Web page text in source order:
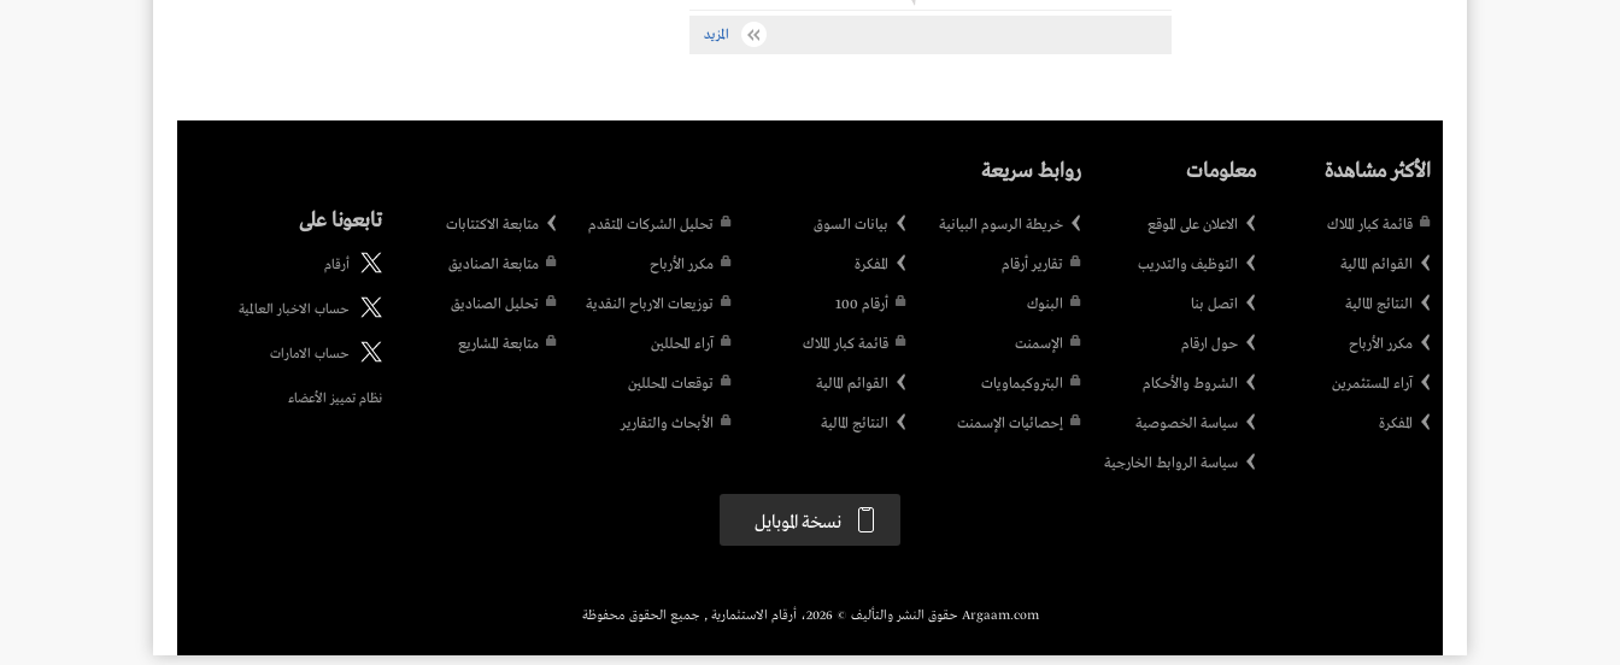
المزيد
الأكثر مشاهدة
قائمة كبار الملاك
القوائم المالية
النتائج المالية
مكرر الأرباح
آراء المستثمرين
المفكرة
معلومات
الاعلان على الموقع
التوظيف والتدريب
اتصل بنا
حول ارقام
الشروط والأحكام
سياسة الخصوصية
سياسة الروابط الخارجية
روابط سريعة
خريطة الرسوم البيانية
تقارير أرقام
البنوك
الإسمنت
البتروكيماويات
إحصائيات الإسمنت
بيانات السوق
المفكرة
أرقام 100
قائمة كبار الملاك
القوائم المالية
النتائج المالية
تحليل الشركات المتقدم
مكرر الأرباح
توزيعات الارباح النقدية
آراء المحللين
توقعات المحللين
الأبحاث والتقارير
متابعة الاكتتابات
متابعة الصناديق
تحليل الصناديق
متابعة المشاريع
تابعونا على
أرقام
حساب الاخبار العالمية
حساب الامارات
نظام تمييز الأعضاء
نسخة الموبايل
Argaam.com حقوق النشر والتأليف © 2026، أرقام الاستثمارية , جميع الحقوق محفوظة